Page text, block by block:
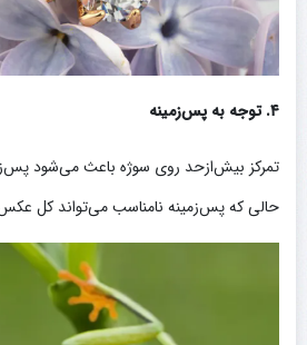
۴. توجه به پس‌زمینه
تمرکز بیش‌ازحد روی سوژه باعث می‌شود
حالی که پس‌زمینه نامناسب می‌تواند کل